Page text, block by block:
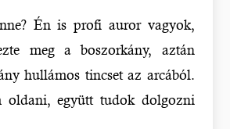
Én is profi auror vagyok,
meg a boszorkány, aztán
hullámos tincset az arcából.
oldani, együtt tudok dolgozni